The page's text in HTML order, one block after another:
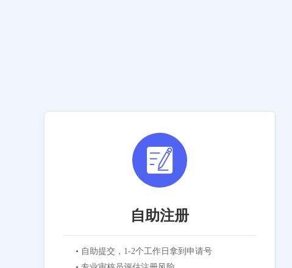
自助注册
• 自助提交，1-2个工作日拿到申请号